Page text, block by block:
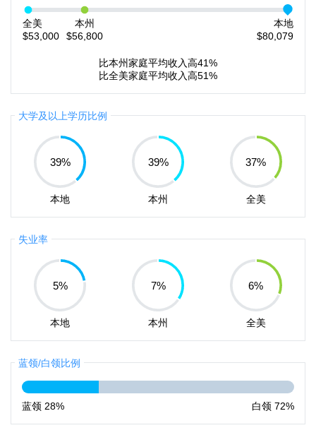
全美
$53,000
本州
$56,800
本地
$80,079
比本州家庭平均收入高41%
比全美家庭平均收入高51%
大学及以上学历比例
39%
本地
39%
本州
37%
全美
失业率
5%
本地
7%
本州
6%
全美
蓝领/白领比例
蓝领 28% 白领 72%